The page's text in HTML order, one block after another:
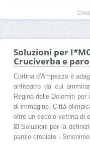
Soluzioni per
Cruciverba e
Cortina d'Ampezzo è
anfiteatro da cui
Regina delle Dolomiti
di immagine. Città
oltre un secolo vetrina di
☑️ Soluzioni per la
parole crociate - Sinonimo.